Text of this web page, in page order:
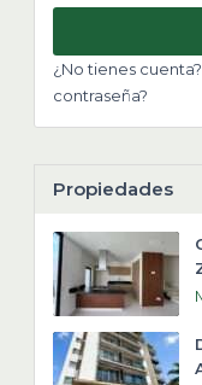
¿No tienes
contraseña?
Propiedades